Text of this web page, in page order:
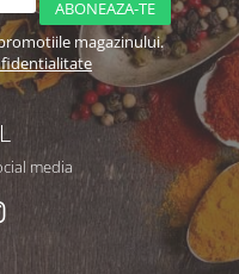
magazinului.
media